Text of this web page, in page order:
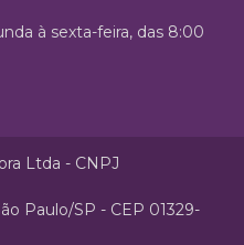
à sexta-feira, das 8:00
Ltda - CNPJ
Paulo/SP - CEP 01329-